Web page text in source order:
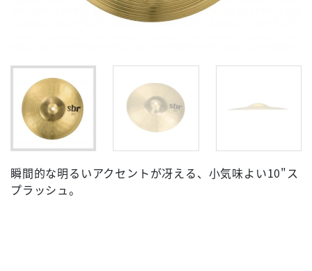
瞬間的な明るいアクセントが冴える、小気味よい10"ス
プラッシュ。